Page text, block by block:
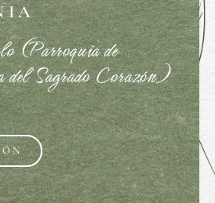
(Parroquia de
del Sagrado Corazón)